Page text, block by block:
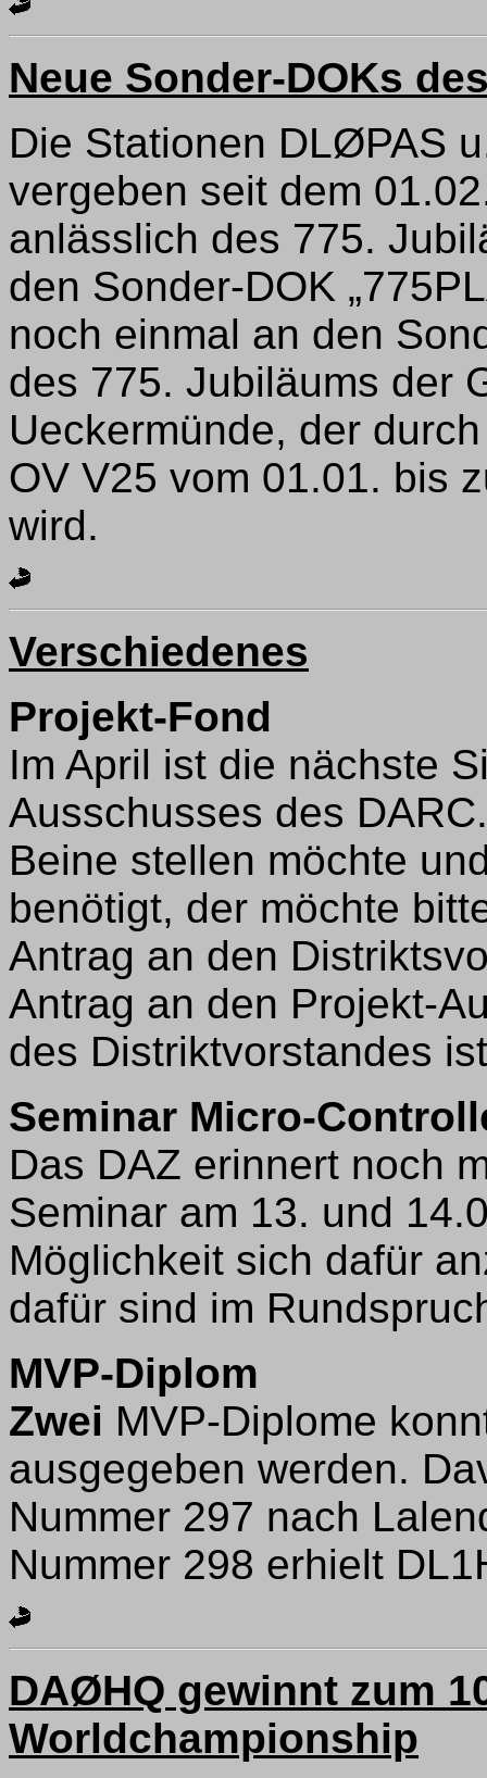
Neue Sonder-DOKs
Die Stationen DLØPAS
vergeben seit dem
anlässlich des 775.
den Sonder-DOK
noch einmal an den
des 775. Jubiläums der
Ueckermünde, der
OV V25 vom 01.01. bis
wird.
Verschiedenes
Projekt-Fond
Im April ist die nächste
Ausschusses des
Beine stellen möchte
benötigt, der möchte
Antrag an den
Antrag an den Projekt-
des Distriktvorstandes
Seminar Micro-
Das DAZ erinnert noch
Seminar am 13. und
Möglichkeit sich dafür
dafür sind im
MVP-Diplom
Zwei MVP-Diplome
ausgegeben werden.
Nummer 297 nach
Nummer 298 erhielt
DAØHQ gewinnt zum
Worldchampionship